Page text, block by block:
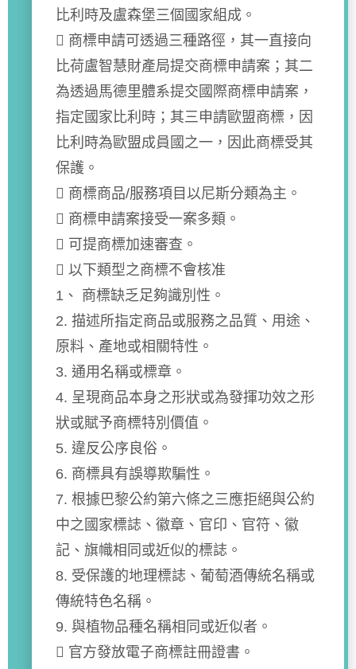
比利時及盧森堡三個國家組成。
 商標申請可透過三種路徑，其一直接向
比荷盧智慧財產局提交商標申請案；其二
為透過馬德里體系提交國際商標申請案，
指定國家比利時；其三申請歐盟商標，因
比利時為歐盟成員國之一，因此商標受其
保護。
 商標商品/服務項目以尼斯分類為主。
 商標申請案接受一案多類。
 可提商標加速審查。
 以下類型之商標不會核准
1、 商標缺乏足夠識別性。
2. 描述所指定商品或服務之品質、用途、
原料、產地或相關特性。
3. 通用名稱或標章。
4. 呈現商品本身之形狀或為發揮功效之形
狀或賦予商標特別價值。
5. 違反公序良俗。
6. 商標具有誤導欺騙性。
7. 根據巴黎公約第六條之三應拒絕與公約
中之國家標誌、徽章、官印、官符、徽
記、旗幟相同或近似的標誌。
8. 受保護的地理標誌、葡萄酒傳統名稱或
傳統特色名稱。
9. 與植物品種名稱相同或近似者。
 官方發放電子商標註冊證書。